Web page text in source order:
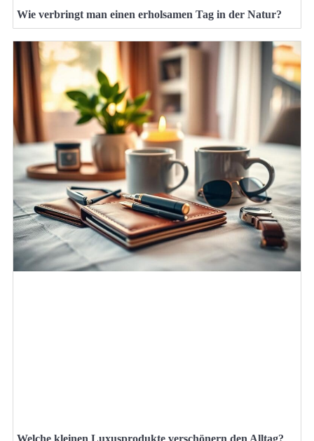
Wie verbringt man einen erholsamen Tag in der Natur?
Welche kleinen Luxusprodukte verschönern den Alltag?